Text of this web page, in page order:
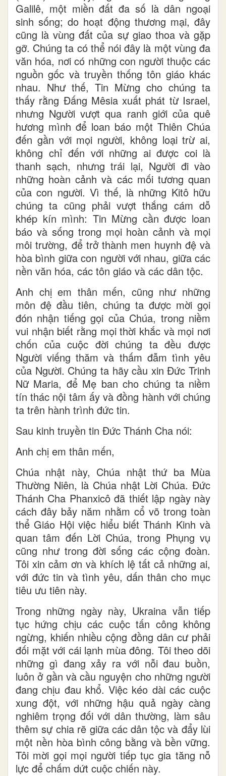
Galilê, một miền đất đa số là dân ngoại
sinh sống; do hoạt động thương mại, đây
cũng là vùng đất của sự giao thoa và gặp
gỡ. Chúng ta có thể nói đây là một vùng đa
văn hóa, nơi có những con người thuộc các
nguồn gốc và truyền thống tôn giáo khác
nhau. Như thế, Tin Mừng cho chúng ta
thấy rằng Đấng Mêsia xuất phát từ Israel,
nhưng Người vượt qua ranh giới của quê
hương mình để loan báo một Thiên Chúa
đến gần với mọi người, không loại trừ ai,
không chỉ đến với những ai được coi là
thanh sạch, nhưng trái lại, Người đi vào
những hoàn cảnh và các mối tương quan
của con người. Vì thế, là những Kitô hữu
chúng ta cũng phải vượt thắng cám dỗ
khép kín mình: Tin Mừng cần được loan
báo và sống trong mọi hoàn cảnh và mọi
môi trường, để trở thành men huynh đệ và
hòa bình giữa con người với nhau, giữa các
nền văn hóa, các tôn giáo và các dân tộc.
Anh chị em thân mến, cũng như những
môn đệ đầu tiên, chúng ta được mời gọi
đón nhận tiếng gọi của Chúa, trong niềm
vui nhận biết rằng mọi thời khắc và mọi nơi
chốn của cuộc đời chúng ta đều được
Người viếng thăm và thấm đẫm tình yêu
của Người. Chúng ta hãy cầu xin Đức Trinh
Nữ Maria, để Mẹ ban cho chúng ta niềm
tín thác nội tâm ấy và đồng hành với chúng
ta trên hành trình đức tin.
Sau kinh truyền tin Đức Thánh Cha nói:
Anh chị em thân mến,
Chúa nhật này, Chúa nhật thứ ba Mùa
Thường Niên, là Chúa nhật Lời Chúa. Đức
Thánh Cha Phanxicô đã thiết lập ngày này
cách đây bảy năm nhằm cổ võ trong toàn
thể Giáo Hội việc hiểu biết Thánh Kinh và
quan tâm đến Lời Chúa, trong Phụng vụ
cũng như trong đời sống các cộng đoàn.
Tôi xin cảm ơn và khích lệ tất cả những ai,
với đức tin và tình yêu, dấn thân cho mục
tiêu ưu tiên này.
Trong những ngày này, Ukraina vẫn tiếp
tục hứng chịu các cuộc tấn công không
ngừng, khiến nhiều cộng đồng dân cư phải
đối mặt với cái lạnh mùa đông. Tôi theo dõi
những gì đang xảy ra với nỗi đau buồn,
luôn ở gần và cầu nguyện cho những người
đang chịu đau khổ. Việc kéo dài các cuộc
xung đột, với những hậu quả ngày càng
nghiêm trọng đối với dân thường, làm sâu
thêm sự chia rẽ giữa các dân tộc và đẩy lùi
một nền hòa bình công bằng và bền vững.
Tôi mời gọi mọi người tiếp tục gia tăng nỗ
lực để chấm dứt cuộc chiến này.